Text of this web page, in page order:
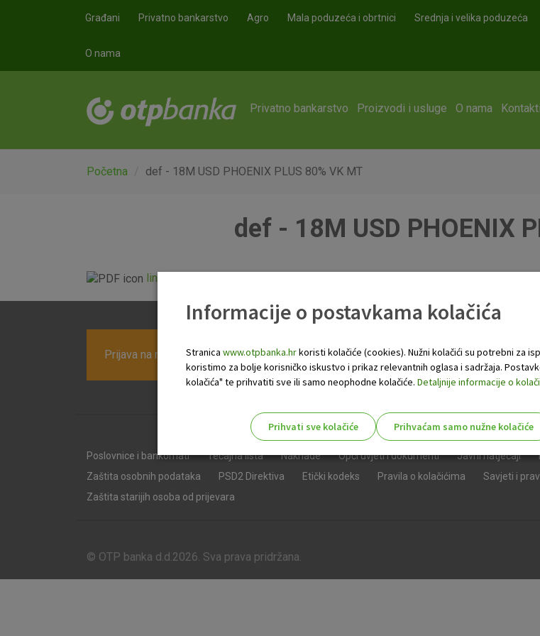
Građani Privatno bankarstvo Agro Mala poduzeća i obrtnici Srednja i velika poduzeća
O nama
Privatno bankarstvo Proizvodi i usluge O nama Kontakti
Početna def - 18M USD PHOENIX PLUS 80% VK MT
def - 18M USD PHOENIX
linkclick.pdf
Prijava na newsletter OTP banke
Poslovnice i bankomati Tečajna lista Naknade Opći uvjeti i dokumenti Javni natječaji
Zaštita osobnih podataka
PSD2 Direktiva Etički kodeks Pravila o kolačićima
Savjeti i
Zaštita starijih osoba od prijevara
© OTP banka d.d.2026. Sva prava pridržana.
Informacije o postavkama kolačića
Stranica www.otpbanka.hrkoristi kolačiće (cookies). Nužni kolačići su potrebni za
koristimo za bolje korisničko iskustvo i prikaz relevantnih oglasa i sadržaja.
kolačića" te prihvatiti sve ili samo neophodne kolačiće. Detaljnije informacije o
Prihvati sve kolačiće Prihvaćam samo nužne kolačiće